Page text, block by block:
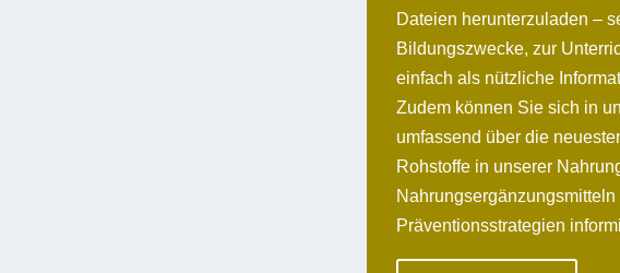
Dateien herunterzuladen –
Bildungszwecke, zur
einfach als nützliche
Zudem können Sie sich in
umfassend über die
Rohstoffe in unserer
Präventionsstrategien